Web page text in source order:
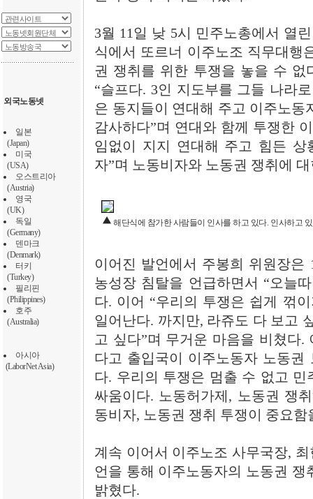
외국노동넷
일본
(Japan)
미국
(USA)
오스트리아
(Austria)
영국
(UK)
독일
(Germany)
덴마크
(Denmark)
터키
(Turkey)
필리핀
(Philippines)
호주
(Australia)
아시아
(LaborNet Asia)
3월 11일 낮 5시 민주노총에서 열
식에서 또르너 이주노조 직무대행
권 쟁취를 위한 투쟁을 놓을 수 없
“슬프다. 3인 지도부를 그들 나라
은 동지들이 연대해 주고 이주노
감사하다”며 연대와 함께 투쟁한
임없이 지지 연대해 주고 힘든 상
자”며 노동비자와 노동권 쟁취에
해단식에 참가한 사람들이 인사를 하고 있다. 인사하고
이어진 발언에서 주봉희 위원장은
농성장 침탈을 언급하면서 “오늘
다. 이어 “우리의 투쟁은 쉽게 꺾
일어난다. 까지만, 라쥬도 다 보고
고 싶다”며 무거운 마음을 비쳤다
다고 출입국이 이주노동자 노동
다. 우리의 투쟁은 멈출 수 없고
싸움이다. 노동허가제, 노동권 쟁
동비자, 노동권 쟁취 투쟁이 중요함
계속 이어서 이주노조 사무국장,
언을 통해 이주노동자의 노동권
밝혔다.